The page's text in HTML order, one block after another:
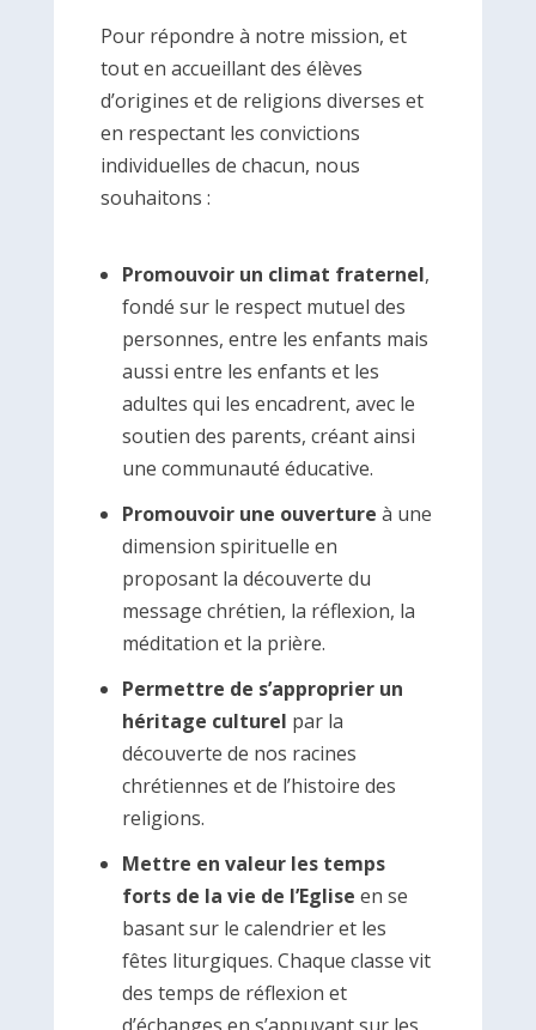
Pour répondre à notre mission, et
tout en accueillant des élèves
d’origines et de religions diverses et
en respectant les convictions
individuelles de chacun, nous
souhaitons :
Promouvoir un climat fraternel,
fondé sur le respect mutuel des
personnes, entre les enfants mais
aussi entre les enfants et les
adultes qui les encadrent, avec le
soutien des parents, créant ainsi
une communauté éducative.
Promouvoir une ouverture à une
dimension spirituelle en
proposant la découverte du
message chrétien, la réflexion, la
méditation et la prière.
Permettre de s’approprier un
héritage culturel par la
découverte de nos racines
chrétiennes et de l’histoire des
religions.
Mettre en valeur les temps
forts de la vie de l’Eglise en se
basant sur le calendrier et les
fêtes liturgiques. Chaque classe vit
des temps de réflexion et